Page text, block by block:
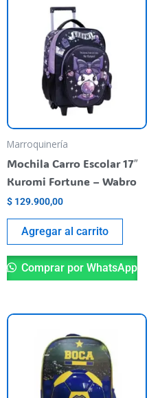
Marroquinería
Mochila Carro Escolar 17″
Kuromi Fortune – Wabro
$ 129.900,00
Agregar al carrito
Comprar por WhatsApp